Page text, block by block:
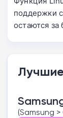
поддержки
остаются за
(Samsung